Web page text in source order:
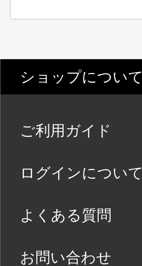
ショップについて
ご利用ガイド
ログインについて
よくある質問
お問い合わせ